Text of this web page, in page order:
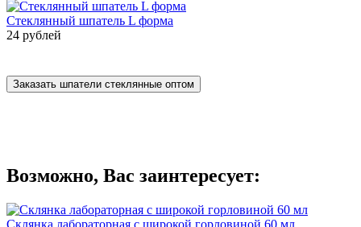
Стеклянный шпатель L форма
24 рублей
Заказать шпатели стеклянные оптом
Возможно, Вас заинтересует:
Склянка лабораторная с широкой горловиной 60 мл